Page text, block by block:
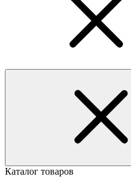
Каталог товаров